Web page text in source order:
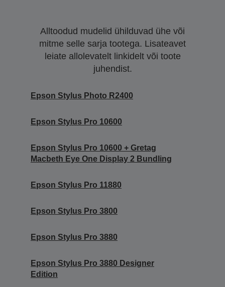
Alltoodud mudelid ühilduvad ühe või
mitme selle sarja tootega. Lisateavet
leiate allolevatelt linkidelt või toote
juhendist.
Epson Stylus Photo R2400
Epson Stylus Pro 10600
Epson Stylus Pro 10600 + Gretag
Macbeth Eye One Display 2 Bundling
Epson Stylus Pro 11880
Epson Stylus Pro 3800
Epson Stylus Pro 3880
Epson Stylus Pro 3880 Designer
Edition